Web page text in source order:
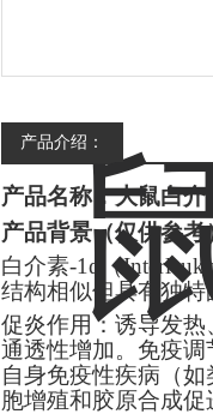
产品介绍：
产品名称：大鼠白介
产品背景（仅供参考
白介素-1α（
结构相似但具有独
促炎作用：诱导发
通透性增加。免疫
自身免疫性疾病（
胞增殖和胶原合成